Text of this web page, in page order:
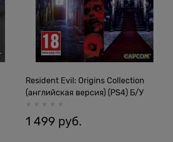
Resident Evil: Origins Collection
(английская версия) (PS4) Б/У
1 499 руб.